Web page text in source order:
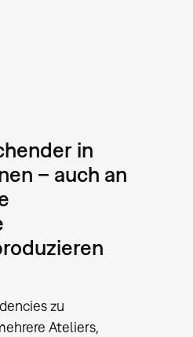
in
– auch an
zu
Ateliers,